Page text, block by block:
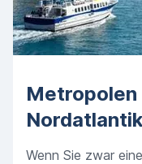
Wenn Sie zwar